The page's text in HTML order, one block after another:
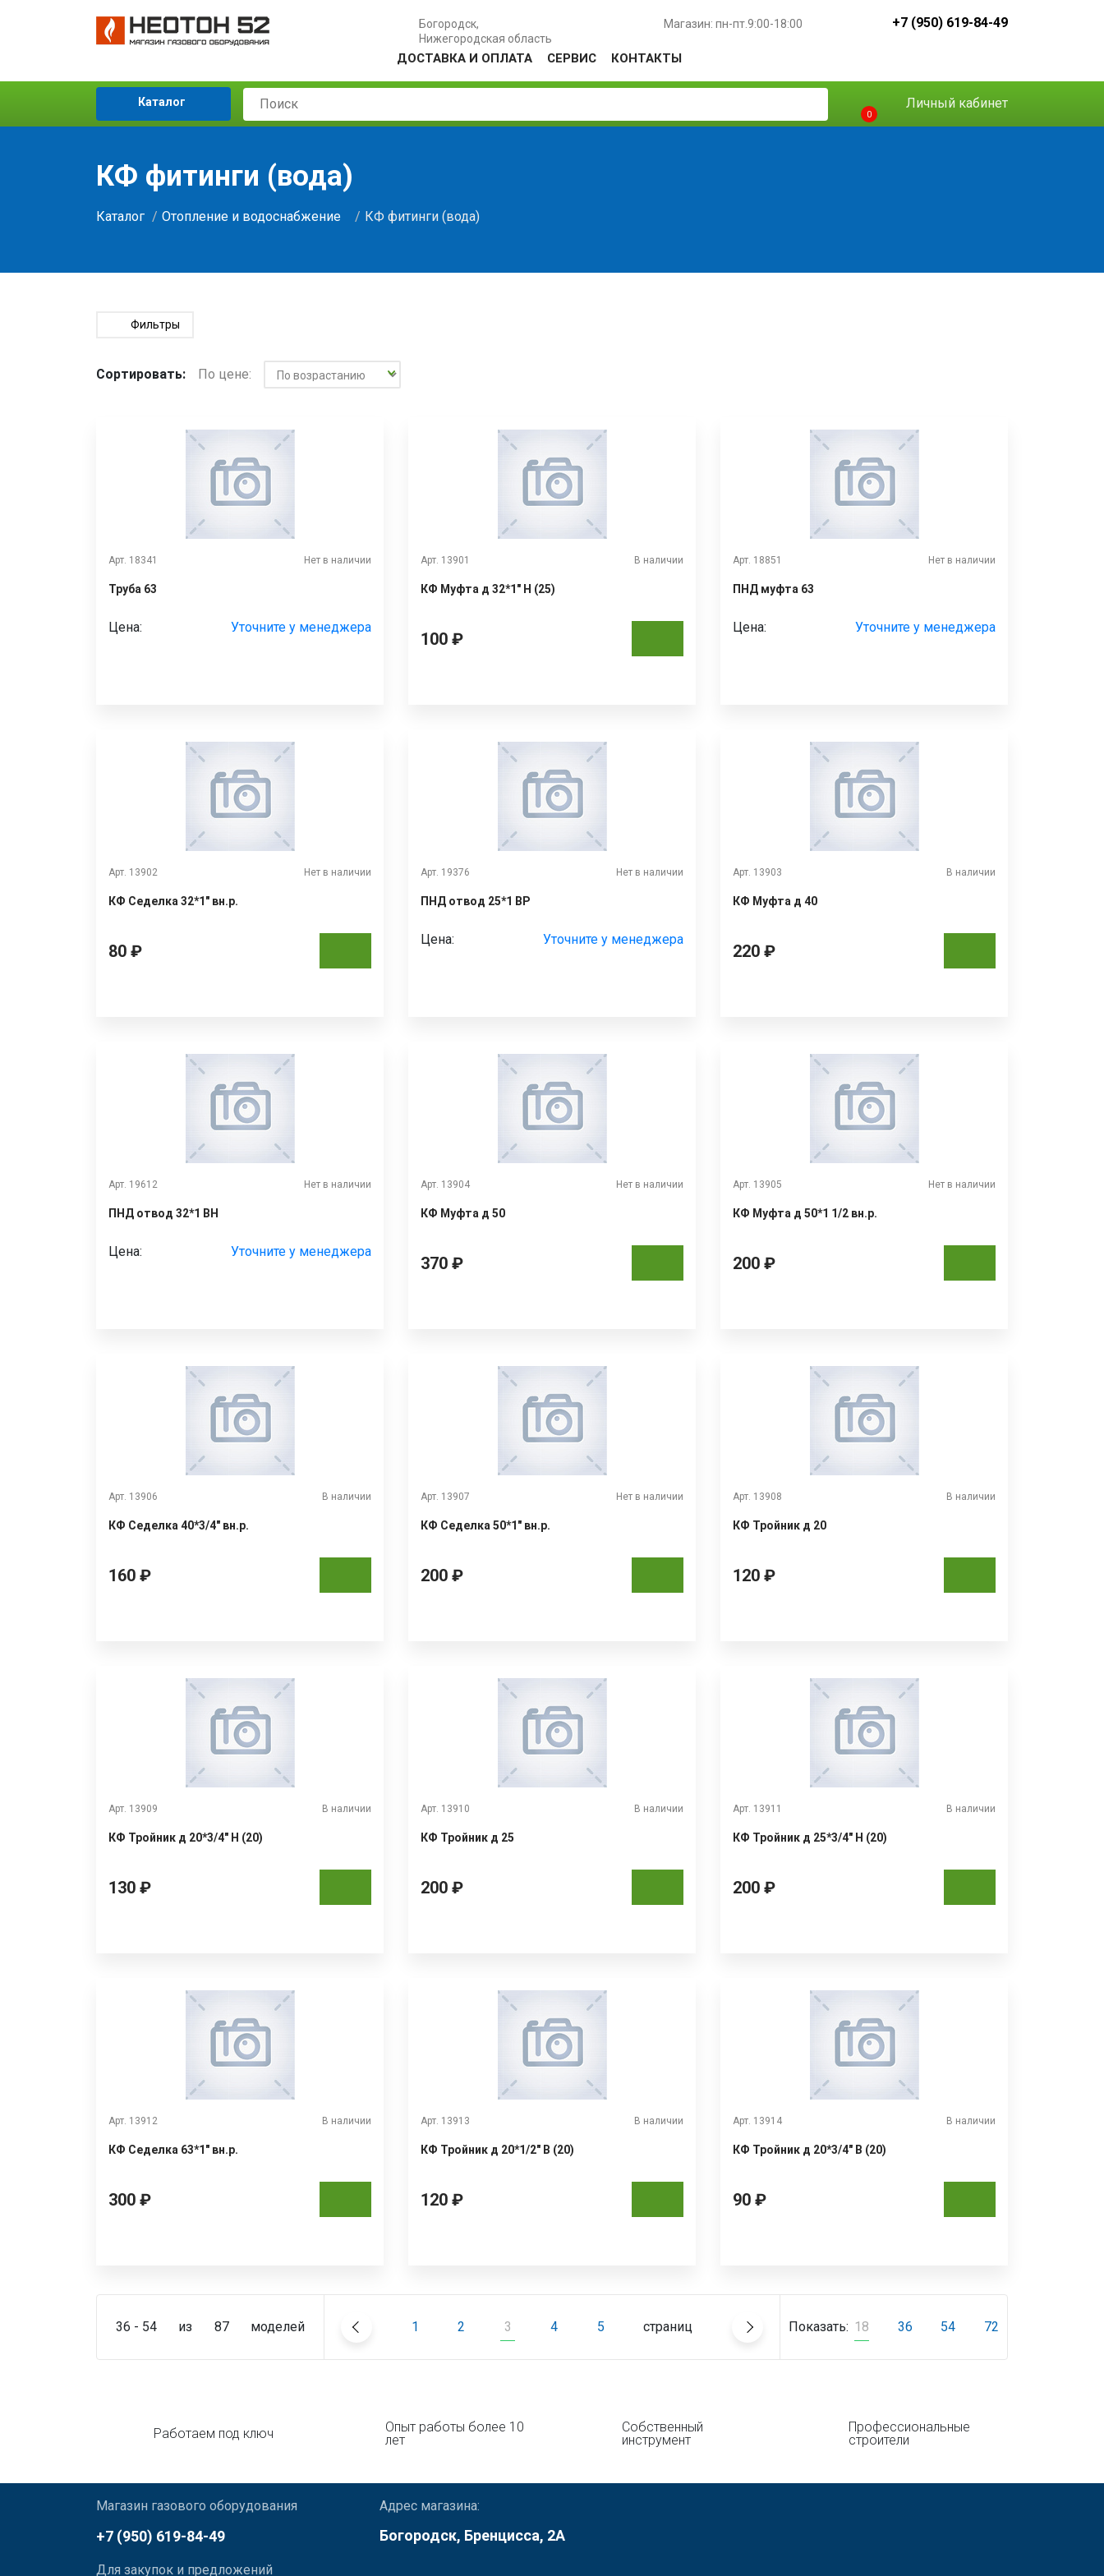
Богородск,
Нижегородская область
Магазин: пн-пт.9:00-18:00 +7 (950) 619-84-49
ДОСТАВКА И ОПЛАТА СЕРВИС КОНТАКТЫ
Каталог
0
Личный кабинет
КФ фитинги (вода)
Каталог Отопление и водоснабжение КФ фитинги (вода)
Фильтры
Сортировать: По цене:
Арт. 18341 Нет в наличии
Труба 63
Цена: Уточните у менеджера
Арт. 13901 В наличии
КФ Муфта д 32*1" Н (25)
100 ₽
Арт. 18851 Нет в наличии
ПНД муфта 63
Цена: Уточните у менеджера
Арт. 13902 Нет в наличии
КФ Седелка 32*1" вн.р.
80 ₽
Арт. 19376 Нет в наличии
ПНД отвод 25*1 ВР
Цена: Уточните у менеджера
Арт. 13903 В наличии
КФ Муфта д 40
220 ₽
Арт. 19612 Нет в наличии
ПНД отвод 32*1 ВН
Цена: Уточните у менеджера
Арт. 13904 Нет в наличии
КФ Муфта д 50
370 ₽
Арт. 13905 Нет в наличии
КФ Муфта д 50*1 1/2 вн.р.
200 ₽
Арт. 13906 В наличии
КФ Седелка 40*3/4" вн.р.
160 ₽
Арт. 13907 Нет в наличии
КФ Седелка 50*1" вн.р.
200 ₽
Арт. 13908 В наличии
КФ Тройник д 20
120 ₽
Арт. 13909 В наличии
КФ Тройник д 20*3/4" Н (20)
130 ₽
Арт. 13910 В наличии
КФ Тройник д 25
200 ₽
Арт. 13911 В наличии
КФ Тройник д 25*3/4" Н (20)
200 ₽
Арт. 13912 В наличии
КФ Седелка 63*1" вн.р.
300 ₽
Арт. 13913 В наличии
КФ Тройник д 20*1/2" В (20)
120 ₽
Арт. 13914 В наличии
КФ Тройник д 20*3/4" В (20)
90 ₽
36 - 54 из 87 моделей Показать: 18 36 54 72
1 2 3 4 5 страниц
Работаем под ключ
Опыт работы более 10
лет
Собственный
инструмент
Профессиональные
строители
Магазин газового оборудования
+7 (950) 619-84-49
Для закупок и предложений
Адрес магазина:
Богородск, Бренцисса, 2А